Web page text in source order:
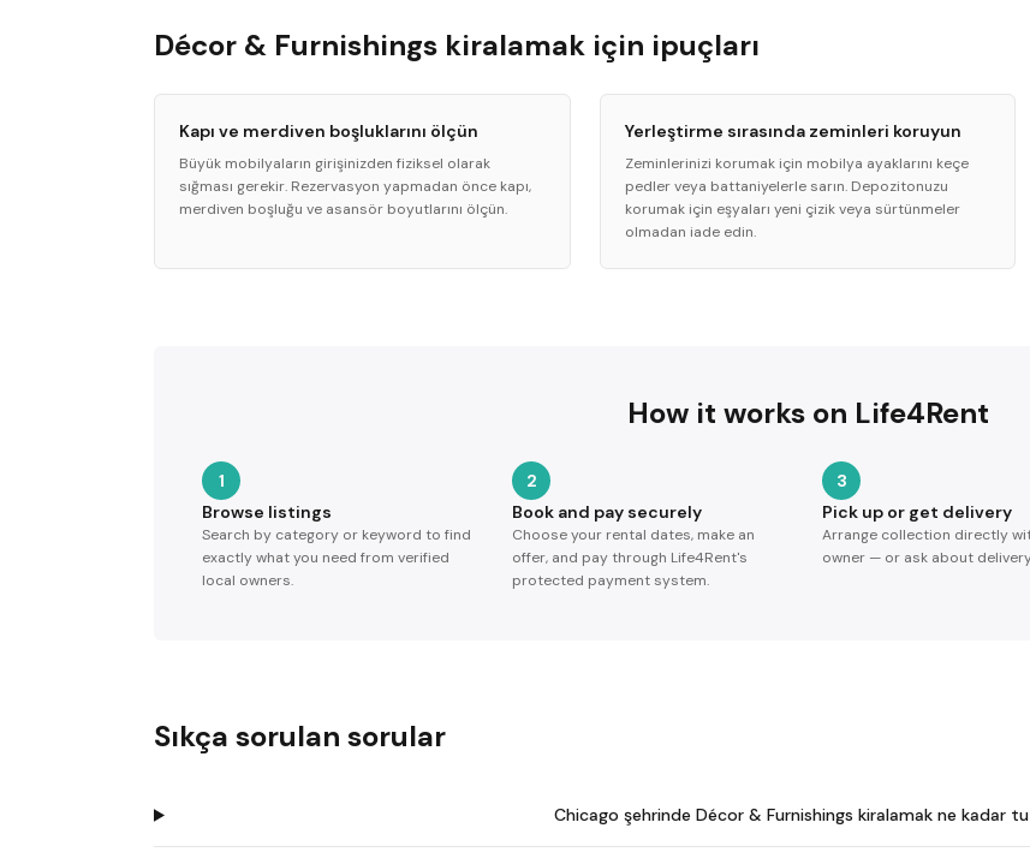
Décor & Furnishings kiralamak için ipuçları
Kapı ve merdiven boşluklarını ölçün
Büyük mobilyaların girişinizden fiziksel olarak
sığması gerekir. Rezervasyon yapmadan önce kapı,
merdiven boşluğu ve asansör boyutlarını ölçün.
Yerleştirme sırasında zeminleri koruyun
Zeminlerinizi korumak için mobilya ayaklarını keçe
pedler veya battaniyelerle sarın. Depozitonuzu
korumak için eşyaları yeni çizik veya sürtünmeler
olmadan iade edin.
How it works on Life4Rent
1
Browse listings
Search by category or keyword to find
exactly what you need from verified
local owners.
2
Book and pay securely
Choose your rental dates, make an
offer, and pay through Life4Rent's
protected payment system.
3
Pick up or get delivery
Arrange collection directly
owner — or ask about
Sıkça sorulan sorular
Chicago şehrinde Décor & Furnishings kiralamak ne kadar